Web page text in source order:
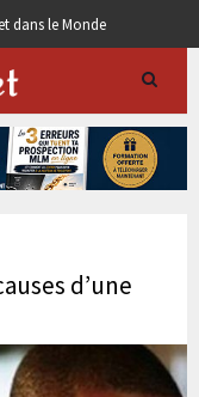
dans le Monde
d’une